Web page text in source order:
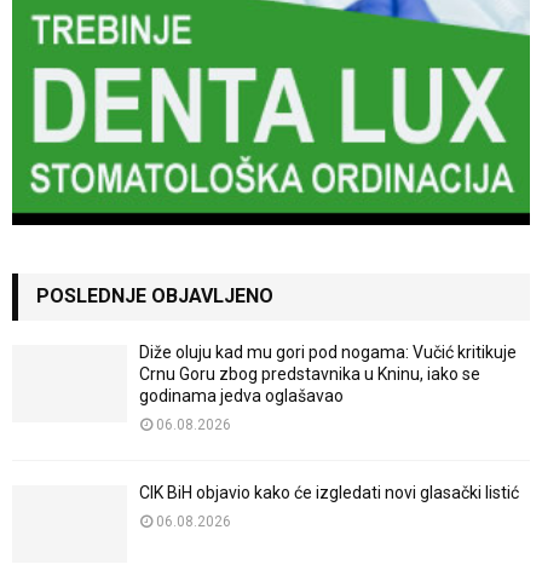
POSLEDNJE OBJAVLJENO
Diže oluju kad mu gori pod nogama: Vučić kritikuje
Crnu Goru zbog predstavnika u Kninu, iako se
godinama jedva oglašavao
06.08.2026
CIK BiH objavio kako će izgledati novi glasački listić
06.08.2026